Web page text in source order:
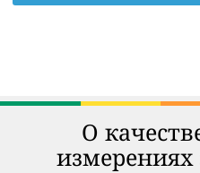
О
измерениях